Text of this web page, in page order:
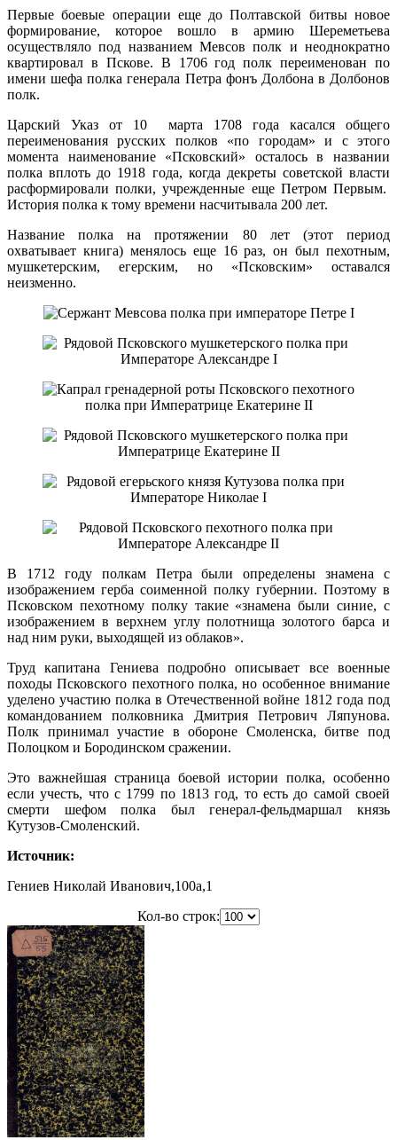
Первые боевые операции еще до Полтавской битвы новое
формирование, которое вошло в армию Шереметьева
осуществляло под названием Мевсов полк и неоднократно
квартировал в Пскове. В 1706 год полк переименован по
имени шефа полка генерала Петра фонъ Долбона в Долбонов
полк.
Царский Указ от 10 марта 1708 года касался общего
переименования русских полков «по городам» и с этого
момента наименование «Псковский» осталось в названии
полка вплоть до 1918 года, когда декреты советской власти
расформировали полки, учрежденные еще Петром Первым.
История полка к тому времени насчитывала 200 лет.
Название полка на протяжении 80 лет (этот период
охватывает книга) менялось еще 16 раз, он был пехотным,
мушкетерским, егерским, но «Псковским» оставался
неизменно.
В 1712 году полкам Петра были определены знамена с
изображением герба соименной полку губернии. Поэтому в
Псковском пехотному полку такие «знамена были синие, с
изображением в верхнем углу полотнища золотого барса и
над ним руки, выходящей из облаков».
Труд капитана Гениева подробно описывает все военные
походы Псковского пехотного полка, но особенное внимание
уделено участию полка в Отечественной войне 1812 года под
командованием полковника Дмитрия Петрович Ляпунова.
Полк принимал участие в обороне Смоленска, битве под
Полоцком и Бородинском сражении.
Это важнейшая страница боевой истории полка, особенно
если учесть, что с 1799 по 1813 год, то есть до самой своей
смерти шефом полка был генерал-фельдмаршал князь
Кутузов-Смоленский.
Источник:
Гениев Николай Иванович,100a,1
Кол-во строк: